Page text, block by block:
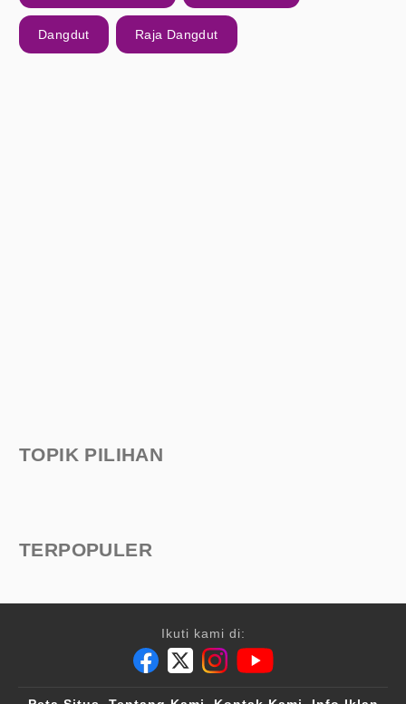
Dangdut Raja Dangdut
TOPIK PILIHAN
TERPOPULER
Ikuti kami di: